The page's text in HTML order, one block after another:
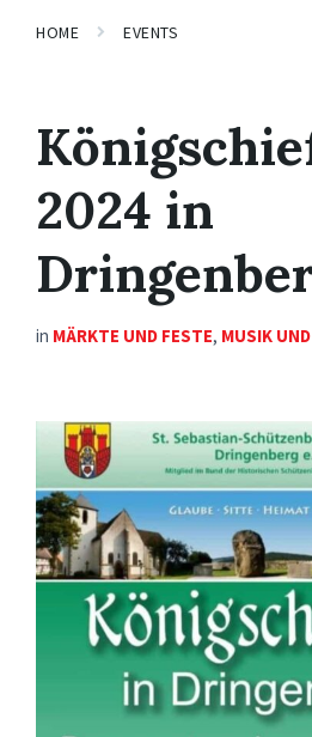
HOME EVENTS
2024 in
in MÄRKTE UND FESTE, MUSIK